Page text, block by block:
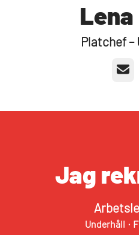
Platchef –
E-post
Jag
Underhåll ·